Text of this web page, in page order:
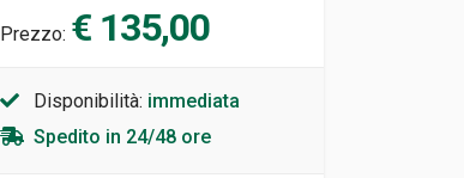
Prezzo: € 135,00
Disponibilità: immediata
Spedito in 24/48 ore